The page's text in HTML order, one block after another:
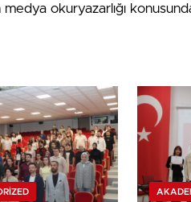
okuryazarlığı konusunda